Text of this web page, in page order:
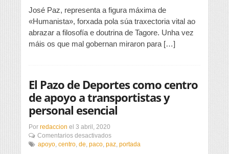
José Paz, representa a figura máxima de
«Humanista», forxada pola súa traxectoria vital ao
abrazar a filosofía e doutrina de Tagore. Unha vez
máis os que mal gobernan miraron para […]
El Pazo de Deportes como centro
de apoyo a transportistas y
personal esencial
Por redaccion el 3 abril, 2020
Comentarios desactivadosen
El
apoyo centro de paco paz portada